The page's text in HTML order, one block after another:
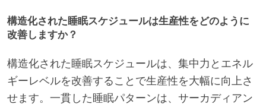
構造化された睡眠スケジュールは生産性をどのように
改善しますか？
構造化された睡眠スケジュールは、集中力とエネル
ギーレベルを改善することで生産性を大幅に向上さ
せます。一貫した睡眠パターンは、サーカディアン